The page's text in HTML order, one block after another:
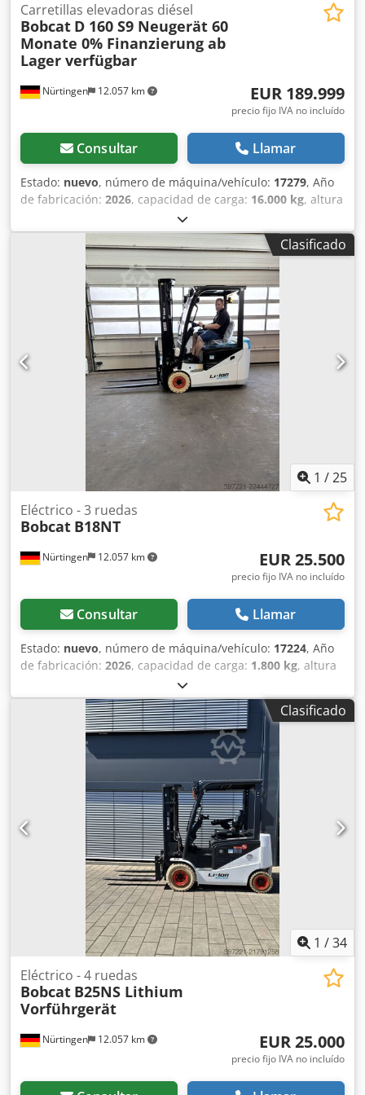
Nürtingen 12.057 km
Carretillas elevadoras diésel
Bobcat D 160 S9 Neugerät 60
Monate 0% Finanzierung ab
Lager verfügbar
EUR 189.999
precio fijo IVA no incluído
Consultar Llamar
Estado: nuevo, número de máquina/vehículo: 17279, Año
de fabricación: 2026, capacidad de carga: 16.000 kg, altura
, ascensor libre:
de carga:600 mm, tipo de combustible:diésel, tipo de
triple, altura de construcción:3.030 mm, longitud
de la horquilla:2.400 mm, tamaño del neumático
12.00-20 100%, tamaño del neumático trasero:
12.00-20 100%, peso total:19.300 kg, Equipamiento:
, 5218640 Djdpfx Ajzp T Auof Eeck Número de serie:
FDC0H-5107-00494
Clasificado
1 /25
Nürtingen 12.057 km
Eléctrico - 3 ruedas
Bobcat B18NT
EUR 25.500
precio fijo IVA no incluído
Consultar Llamar
Estado: nuevo, número de máquina/vehículo: 17224, Año
de fabricación: 2026, capacidad de carga: 1.800 kg, altura
, ascensor libre:
de carga:500 mm, tipo de combustible:eléctrico, tipo de
triple, altura de construcción:2.215 mm, voltaje de
51,2 V, longitud de la horquilla: 1.150 mm
tamaño del neumático delantero:
18x7-6 weiss
, peso total:
5230052 Número de serie: OBA06-000030 Especificaciones
de la batería: 51,2 V, 277 Ah, de iones de litio. Dcjdjzp Tz
Dspfx Af Eek
Clasificado
1 /34
Nürtingen 12.057 km
Eléctrico - 4 ruedas
Bobcat B25NS Lithium
Vorführgerät
EUR 25.000
precio fijo IVA no incluído